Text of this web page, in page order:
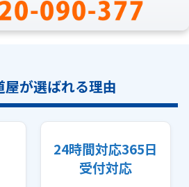
屋が選ばれる理由
24時間対応365日
受付対応